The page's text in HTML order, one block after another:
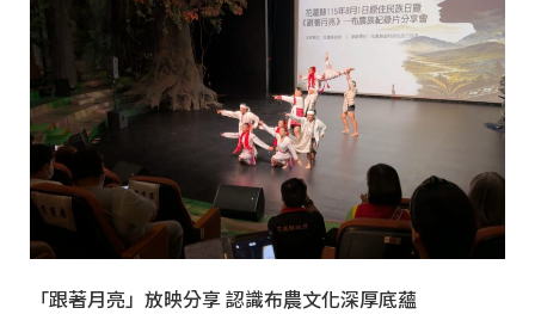
「跟著月亮」放映分享 認識布農文化深厚底蘊